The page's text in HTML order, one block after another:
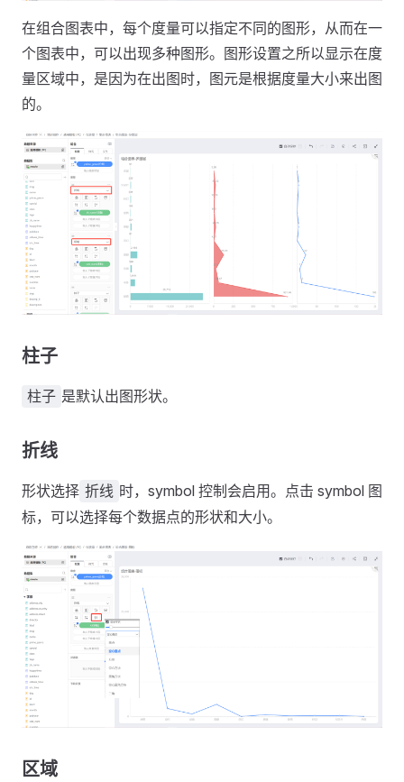
在组合图表中，每个度量可以指定不同的图形，从而在一
个图表中，可以出现多种图形。图形设置之所以显示在度
量区域中，是因为在出图时，图元是根据度量大小来出图
的。
柱子
柱子 是默认出图形状。
折线
形状选择 折线 时，symbol 控制会启用。点击 symbol 图
标，可以选择每个数据点的形状和大小。
区域